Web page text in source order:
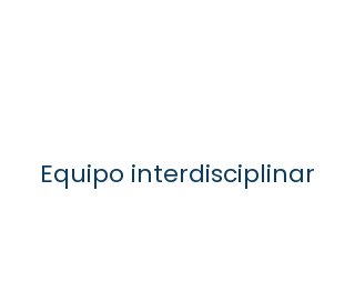
Equipo interdisciplinar